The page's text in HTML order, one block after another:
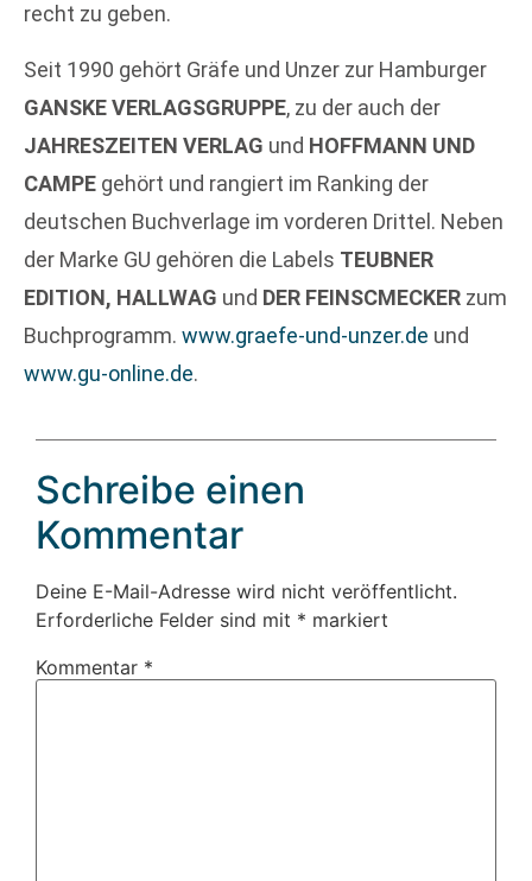
recht zu geben.
Seit 1990 gehört Gräfe und Unzer zur Hamburger
GANSKE VERLAGSGRUPPE, zu der auch der
JAHRESZEITEN VERLAG und HOFFMANN UND
CAMPE gehört und rangiert im Ranking der
deutschen Buchverlage im vorderen Drittel. Neben
der Marke GU gehören die Labels TEUBNER
EDITION, HALLWAG und DER FEINSCMECKER zum
Buchprogramm. www.graefe-und-unzer.de und
www.gu-online.de.
Schreibe einen
Kommentar
Deine E-Mail-Adresse wird nicht veröffentlicht.
Erforderliche Felder sind mit * markiert
Kommentar *